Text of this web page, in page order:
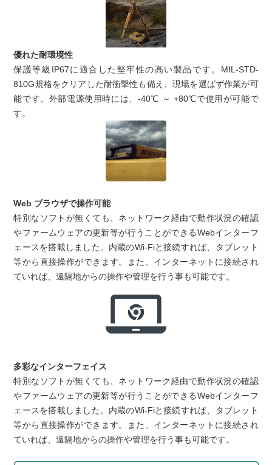
優れた耐環境性
保護等級IP67に適合した堅牢性の高い製品です。MIL-STD-
810G規格をクリアした耐衝撃性も備え、現場を選ばず作業が可
能です。外部電源使用時には、-40℃ ～ +80℃で使用が可能で
す。
Web ブラウザで操作可能
特別なソフトが無くても、ネットワーク経由で動作状況の確認
やファームウェアの更新等が行うことができるWebインターフ
ェースを搭載しました。内蔵のWi-Fiと接続すれば、タブレット
等から直接操作ができます。また、インターネットに接続され
ていれば、遠隔地からの操作や管理を行う事も可能です。
多彩なインターフェイス
特別なソフトが無くても、ネットワーク経由で動作状況の確認
やファームウェアの更新等が行うことができるWebインターフ
ェースを搭載しました。内蔵のWi-Fiと接続すれば、タブレット
等から直接操作ができます。また、インターネットに接続され
ていれば、遠隔地からの操作や管理を行う事も可能です。